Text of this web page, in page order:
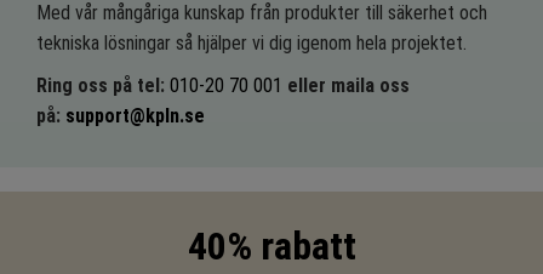
Med vår mångåriga kunskap från produkter till säkerhet och
tekniska lösningar så hjälper vi dig igenom hela projektet.
Ring oss på tel: 010-20 70 001 eller maila oss
på: support@kpln.se
40% rabatt